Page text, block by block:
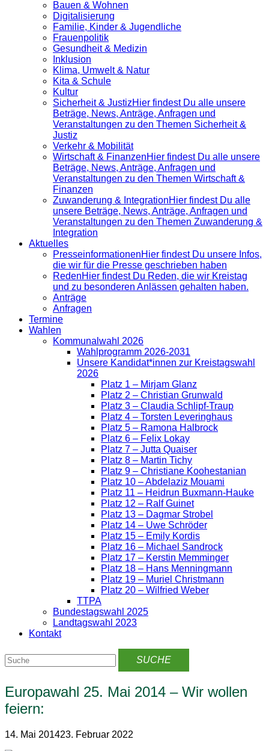
Bauen & Wohnen
Digitalisierung
Familie, Kinder & Jugendliche
Frauenpolitik
Gesundheit & Medizin
Inklusion
Klima, Umwelt & Natur
Kita & Schule
Kultur
Sicherheit & JustizHier findest Du alle unsere
Beträge, News, Anträge, Anfragen und
Veranstaltungen zu den Themen Sicherheit &
Justiz
Verkehr & Mobilität
Wirtschaft & FinanzenHier findest Du alle unsere
Beträge, News, Anträge, Anfragen und
Veranstaltungen zu den Themen Wirtschaft &
Finanzen
Zuwanderung & IntegrationHier findest Du alle
unsere Beträge, News, Anträge, Anfragen und
Veranstaltungen zu den Themen Zuwanderung &
Integration
Aktuelles
Presse­informationenHier findest Du unsere Infos,
die wir für die Presse geschrieben haben
RedenHier findest Du Reden, die wir Kreistag
und zu besonderen Anlässen gehalten haben.
Anträge
Anfragen
Termine
Wahlen
Kommunalwahl 2026
Wahlprogramm 2026-2031
Unsere Kandidat*innen zur Kreistagswahl
2026
Platz 1 – Mirjam Glanz
Platz 2 – Christian Grunwald
Platz 3 – Claudia Schlipf-Traup
Platz 4 – Torsten Leveringhaus
Platz 5 – Ramona Halbrock
Platz 6 – Felix Lokay
Platz 7 – Jutta Quaiser
Platz 8 – Martin Tichy
Platz 9 – Christiane Koohestanian
Platz 10 – Abdelaziz Mouami
Platz 11 – Heidrun Buxmann-Hauke
Platz 12 – Ralf Guinet
Platz 13 – Dagmar Strobel
Platz 14 – Uwe Schröder
Platz 15 – Emily Kordis
Platz 16 – Michael Sandrock
Platz 17 – Kerstin Memminger
Platz 18 – Hans Menningmann
Platz 19 – Muriel Christmann
Platz 20 – Wilfried Weber
TTPA
Bundestagswahl 2025
Landtagswahl 2023
Kontakt
Europawahl 25. Mai 2014 – Wir wollen
feiern:
14. Mai 201423. Februar 2022